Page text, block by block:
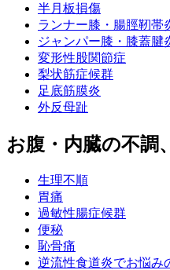
半月板損傷
ランナー膝・腸脛靭帯
ジャンパー膝・膝蓋腱
変形性股関節症
梨状筋症候群
足底筋膜炎
外反母趾
お腹・内臓の不調
生理不順
胃痛
過敏性腸症候群
便秘
恥骨痛
逆流性食道炎でお悩み